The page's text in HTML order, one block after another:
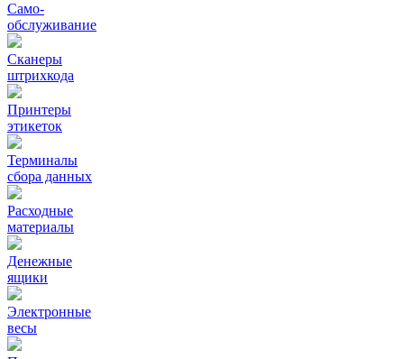
Само-
обслуживание
Сканеры
штрихкода
Принтеры
этикеток
Терминалы
сбора данных
Расходные
материалы
Денежные
ящики
Электронные
весы